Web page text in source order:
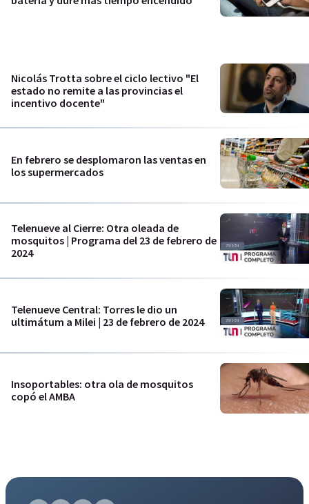
Nicolás Trotta sobre el ciclo lectivo "El
estado no remite a las provincias el
incentivo docente"
En febrero se desplomaron las ventas en
los supermercados
Telenueve al Cierre: Otra oleada de
mosquitos | Programa del 23 de febrero de
2024
Telenueve Central: Torres le dio un
ultimátum a Milei | 23 de febrero de 2024
Insoportables: otra ola de mosquitos
copó el AMBA